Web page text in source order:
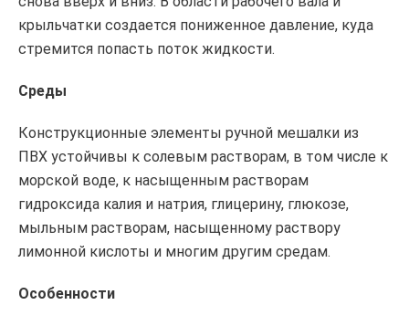
крыльчатки создается пониженное давление, куда
стремится попасть поток жидкости.
Среды
Конструкционные элементы ручной мешалки из
ПВХ устойчивы к солевым растворам, в том числе к
морской воде, к насыщенным растворам
гидроксида калия и натрия, глицерину, глюкозе,
мыльным растворам, насыщенному раствору
лимонной кислоты и многим другим средам.
Особенности